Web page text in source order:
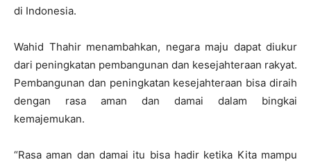
di Indonesia.
Wahid Thahir menambahkan, negara maju dapat diukur
dari peningkatan pembangunan dan kesejahteraan rakyat.
Pembangunan dan peningkatan kesejahteraan bisa diraih
dengan rasa aman dan damai dalam bingkai
kemajemukan.
“Rasa aman dan damai itu bisa hadir ketika Kita mampu